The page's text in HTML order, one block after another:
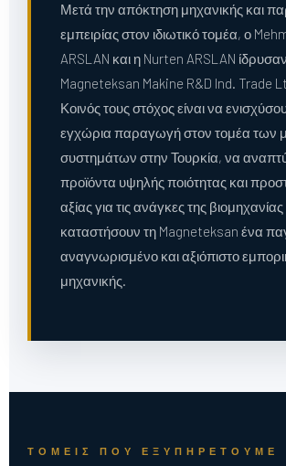
Μετά την απόκτηση μηχανικής και
εμπειρίας στον ιδιωτικό τομέα, ο
ARSLAN και η Nurten ARSLAN
Magneteksan Makine R&D Ind. Trade
Κοινός τους στόχος είναι να
εγχώρια παραγωγή στον τομέα των
συστημάτων στην Τουρκία, να
προϊόντα υψηλής ποιότητας και
αξίας για τις ανάγκες της
καταστήσουν τη Magneteksan ένα
αναγνωρισμένο και αξιόπιστο
μηχανικής.
ΤΟΜΕΊΣ ΠΟΥ ΕΞΥΠΗΡΕΤΟΎΜΕ